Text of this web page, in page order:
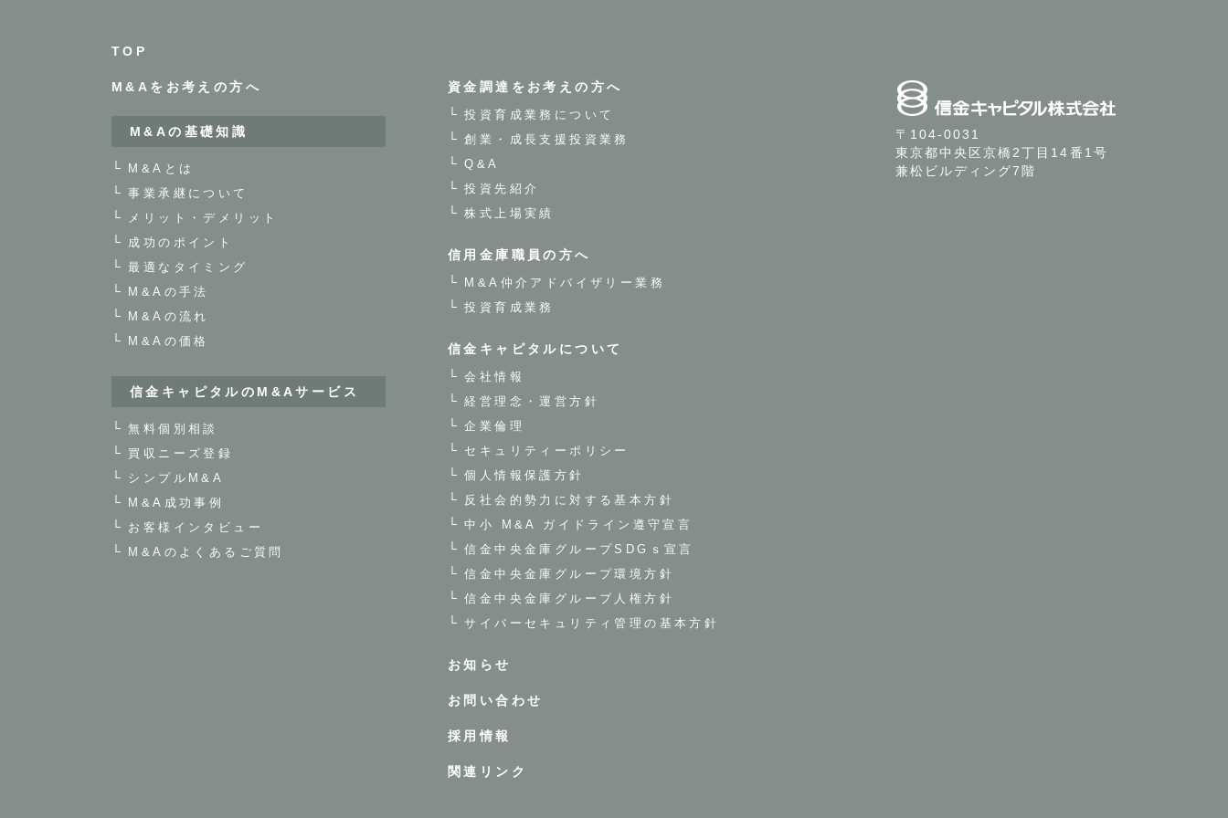
TOP
M&Aをお考えの方へ
M&Aの基礎知識
M&Aとは
事業承継について
メリット・デメリット
成功のポイント
最適なタイミング
M&Aの手法
M&Aの流れ
M&Aの価格
信金キャピタルのM&Aサービス
無料個別相談
買収ニーズ登録
シンプルM&A
M&A成功事例
お客様インタビュー
M&Aのよくあるご質問
資金調達をお考えの方へ
投資育成業務について
創業・成長支援投資業務
Q&A
投資先紹介
株式上場実績
信用金庫職員の方へ
M&A仲介アドバイザリー業務
投資育成業務
信金キャピタルについて
会社情報
経営理念・運営方針
企業倫理
セキュリティーポリシー
個人情報保護方針
反社会的勢力に対する基本方針
中小 M&A ガイドライン遵守宣言
信金中央金庫グループSDGｓ宣言
信金中央金庫グループ環境方針
信金中央金庫グループ人権方針
サイバーセキュリティ管理の基本方針
お知らせ
お問い合わせ
採用情報
関連リンク
〒104-0031
東京都中央区京橋2丁目14番1号
兼松ビルディング7階